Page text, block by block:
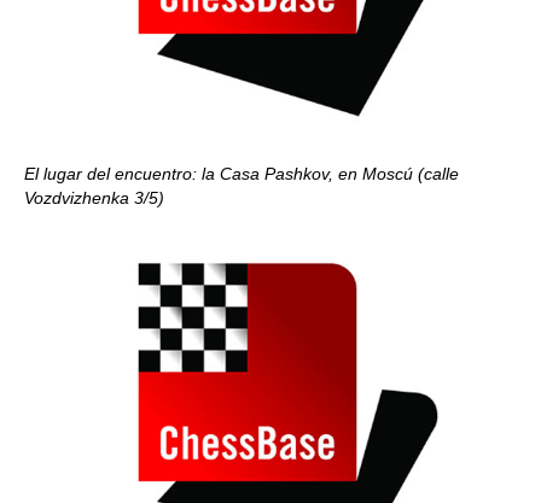
El lugar del encuentro: la Casa Pashkov, en Moscú (calle
Vozdvizhenka 3/5)